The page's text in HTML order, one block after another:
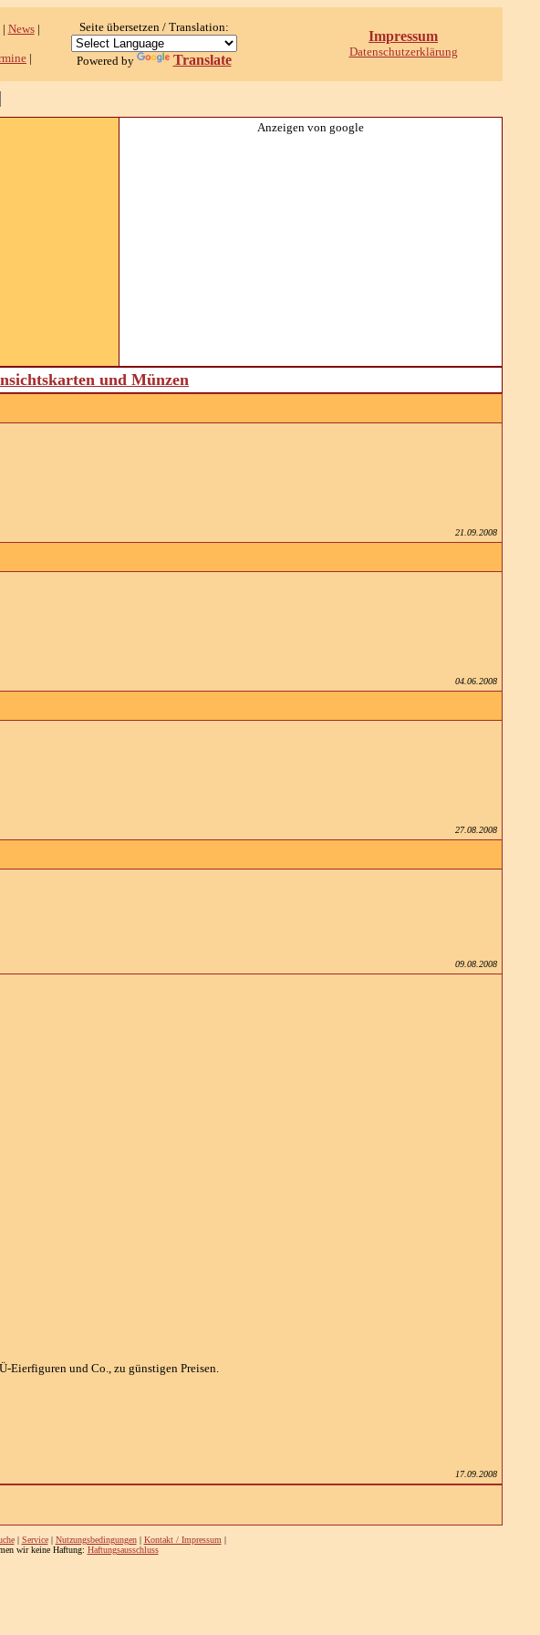
| News|
|
Seite übersetzen / Translation:
Powered by Translate
Impressum
Datenschutzerklärung
Anzeigen von google
und Münzen
21.09.2008
04.06.2008
27.08.2008
09.08.2008
Eierfiguren und Co., zu günstigen Preisen.
17.09.2008
| Service| Nutzungsbedingungen| Kontakt / Impressum |
wir keine Haftung: Haftungsausschluss